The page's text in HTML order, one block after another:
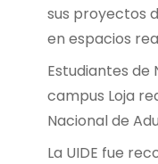
sus proyectos
en espacios
Estudiantes de
campus Loja
Nacional de
La UIDE fue